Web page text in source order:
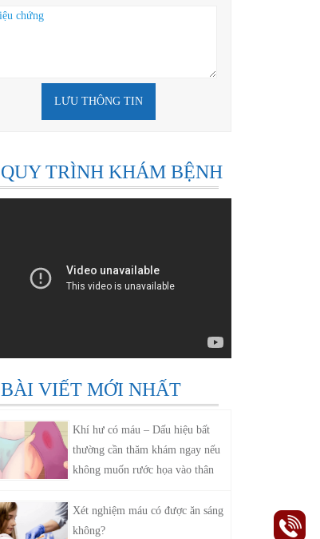
LƯU THÔNG TIN
QUY TRÌNH KHÁM BỆNH
BÀI VIẾT MỚI NHẤT
Khí hư có máu – Dấu hiệu bất
thường cần thăm khám ngay nếu
không muốn rước họa vào thân
Xét nghiệm máu có được ăn sáng
không?